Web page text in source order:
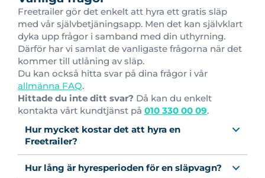
Freetrailer gör det enkelt att hyra ett gratis släp
med vår självbetjäningsapp. Men det kan självklart
dyka upp frågor i samband med din uthyrning.
Därför har vi samlat de vanligaste frågorna när det
kommer till utlåning av släp.
Du kan också hitta svar på dina frågor i vår
allmänna FAQ.
Hittade du inte ditt svar? Då kan du enkelt
kontakta vårt kundtjänst på 010 330 00 09.
Hur mycket kostar det att hyra en
Freetrailer?
Hur lång är hyresperioden för en släpvagn?